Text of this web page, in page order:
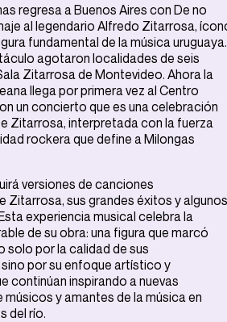
regresa a Buenos Aires con De no
al legendario Alfredo Zitarrosa,
fundamental de la música uruguaya.
agotaron localidades de seis
Zitarrosa de Montevideo. Ahora la
llega por primera vez al Centro
un concierto que es una celebración
Zitarrosa, interpretada con la fuerza
rockera que define a Milongas
versiones de canciones
Zitarrosa, sus grandes éxitos y algunos
experiencia musical celebra la
de su obra: una figura que marcó
solo por la calidad de sus
por su enfoque artístico y
continúan inspirando a nuevas
y amantes de la música en
del río.